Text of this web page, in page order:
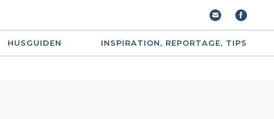
HUSGUIDEN INSPIRATION, REPORTAGE, TIPS